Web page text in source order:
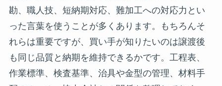
勘、職人技、短納期対応、難加工への対応力とい
った言葉を使うことが多くあります。もちろんそ
れらは重要ですが、買い手が知りたいのは譲渡後
も同じ品質と納期を維持できるかです。工程表、
作業標準、検査基準、治具や金型の管理、材料手